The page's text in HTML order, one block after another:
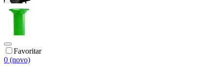
Favoritar
0 (novo)